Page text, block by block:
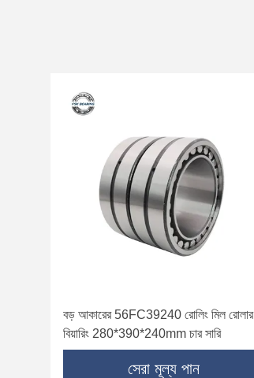
বড় আকারের 56FC39240 রোলিং মিল রোলার
বিয়ারিং 280*390*240mm চার সারি
সেরা মূল্য পান